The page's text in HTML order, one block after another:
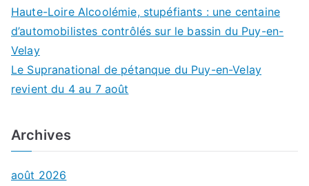
Haute-Loire Alcoolémie, stupéfiants : une centaine
d’automobilistes contrôlés sur le bassin du Puy-en-
Velay
Le Supranational de pétanque du Puy-en-Velay
revient du 4 au 7 août
Archives
août 2026